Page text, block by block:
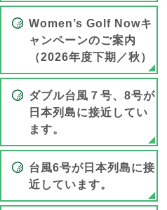
Women’s Golf Nowキ
ャンペーンのご案内
（2026年度下期／秋）
ダブル台風７号、8号が
日本列島に接近してい
ます。
台風6号が日本列島に接
近しています。